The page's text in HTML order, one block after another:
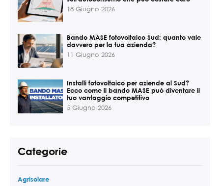
18 Giugno 2026
Bando MASE fotovoltaico Sud: quanto vale
davvero per la tua azienda?
11 Giugno 2026
Installi fotovoltaico per aziende al Sud?
Ecco come il bando MASE può diventare il
tuo vantaggio competitivo
5 Giugno 2026
Categorie
Agrisolare